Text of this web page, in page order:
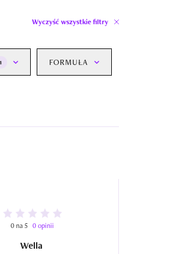
Wyczyść wszystkie filtry
1 FORMUŁA
0 na 5 0 opinii
Wella